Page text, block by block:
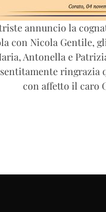
annuncio la
con Nicola Gentile,
Antonella e
con affetto il caro